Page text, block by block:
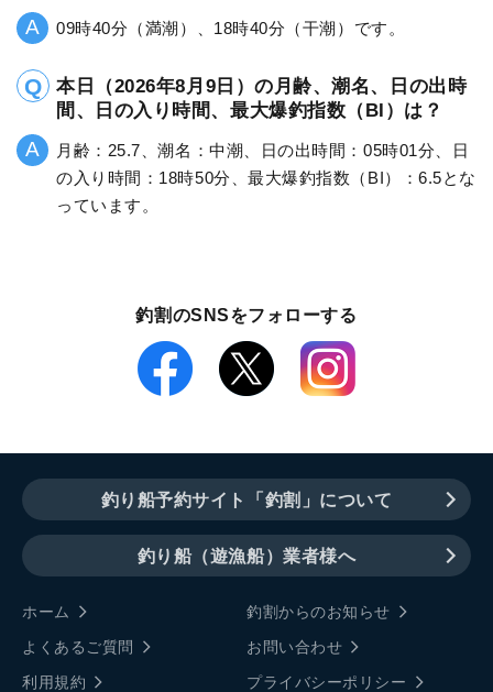
09時40分（満潮）、18時40分（干潮）です。
本日（2026年8月9日）の月齢、潮名、日の出時
間、日の入り時間、最大爆釣指数（BI）は？
月齢：25.7、潮名：中潮、日の出時間：05時01分、日
の入り時間：18時50分、最大爆釣指数（BI）：6.5とな
っています。
釣割のSNSをフォローする
釣り船予約サイト「釣割」について
釣り船（遊漁船）業者様へ
ホーム
釣割からのお知らせ
よくあるご質問
お問い合わせ
利用規約
プライバシーポリシー